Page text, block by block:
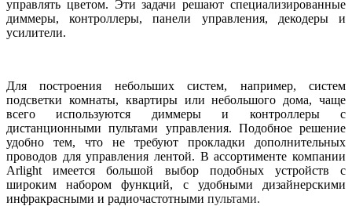
управлять цветом. Эти задачи решают специализированные
диммеры, контроллеры, панели управления, декодеры и
усилители.
Для построения небольших систем, например, систем
подсветки комнаты, квартиры или небольшого дома, чаще
всего используются диммеры и контроллеры с
дистанционными пультами управления. Подобное решение
удобно тем, что не требуют прокладки дополнительных
проводов для управления лентой. В ассортименте компании
Arlight имеется большой выбор подобных устройств с
широким набором функций, с удобными дизайнерскими
инфракрасными и радиочастотными пультами.